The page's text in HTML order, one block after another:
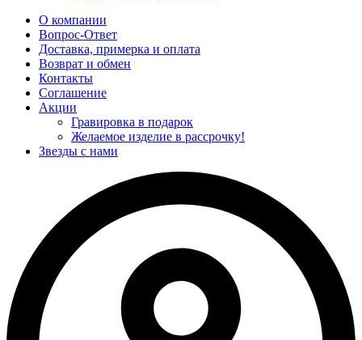
О компании
Вопрос-Ответ
Доставка, примерка и оплата
Возврат и обмен
Контакты
Соглашение
Акции
Гравировка в подарок
Желаемое изделие в рассрочку!
Звезды с нами